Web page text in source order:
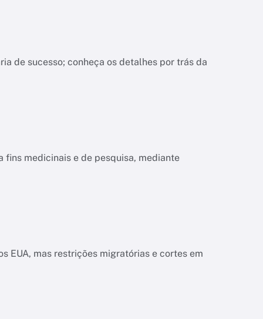
de sucesso; conheça os detalhes por trás da
fins medicinais e de pesquisa, mediante
EUA, mas restrições migratórias e cortes em